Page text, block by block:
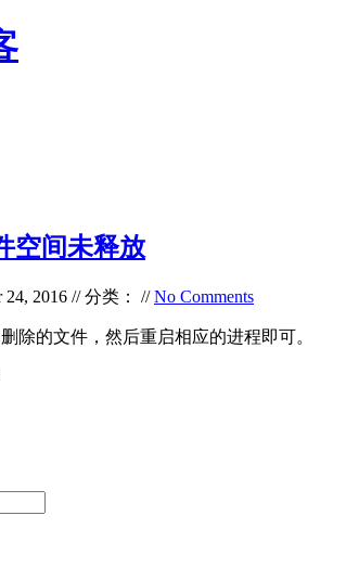
空间未释放
24, 2016 // 分类： //No Comments
除的文件，然后重启相应的进程即可。